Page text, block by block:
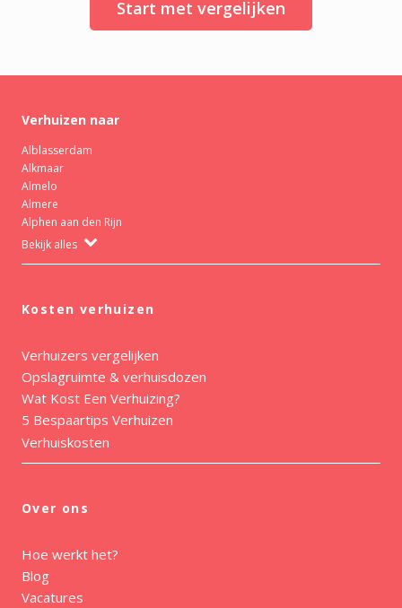
Start met vergelijken
Verhuizen naar
Alblasserdam
Alkmaar
Almelo
Almere
Alphen aan den Rijn
Bekijk alles
Kosten verhuizen
Verhuizers vergelijken
Opslagruimte & verhuisdozen
Wat Kost Een Verhuizing?
5 Bespaartips Verhuizen
Verhuiskosten
Over ons
Hoe werkt het?
Blog
Vacatures